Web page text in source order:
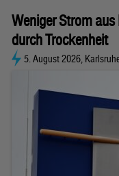
Weniger Strom
durch Trockenheit
5. August 2026,